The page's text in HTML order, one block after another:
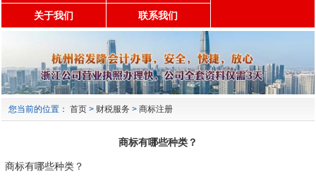
关于我们 联系我们
您当前的位置： 首页 > 财税服务 > 商标注册
商标有哪些种类？
商标有哪些种类？